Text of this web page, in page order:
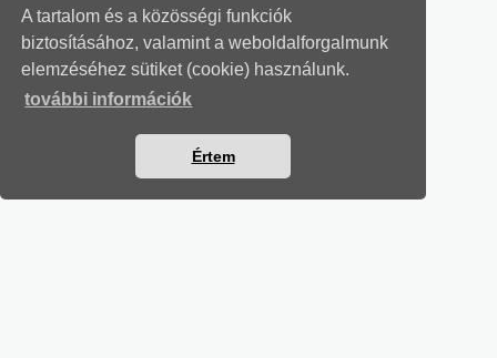
A tartalom és a közösségi funkciók
biztosításához, valamint a weboldalforgalmunk
elemzéséhez sütiket (cookie) használunk.
további információk
Értem